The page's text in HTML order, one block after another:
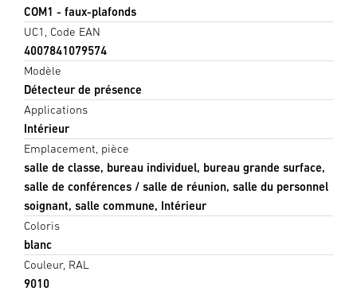
COM1 - faux-plafonds
UC1, Code EAN
4007841079574
Modèle
Détecteur de présence
Applications
Intérieur
Emplacement, pièce
salle de classe, bureau individuel, bureau grande surface,
salle de conférences / salle de réunion, salle du personnel
soignant, salle commune, Intérieur
Coloris
blanc
Couleur, RAL
9010